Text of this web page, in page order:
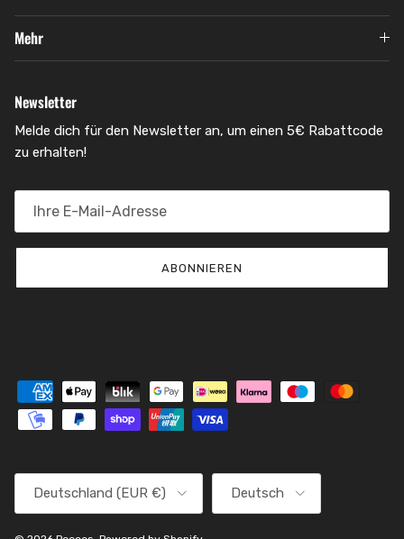
Mehr
Newsletter
Melde dich für den Newsletter an, um einen 5€ Rabattcode
zu erhalten!
ABONNIEREN
Deutschland (EUR €) Deutsch